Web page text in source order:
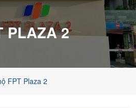
PLAZA 2
FPT Plaza 2